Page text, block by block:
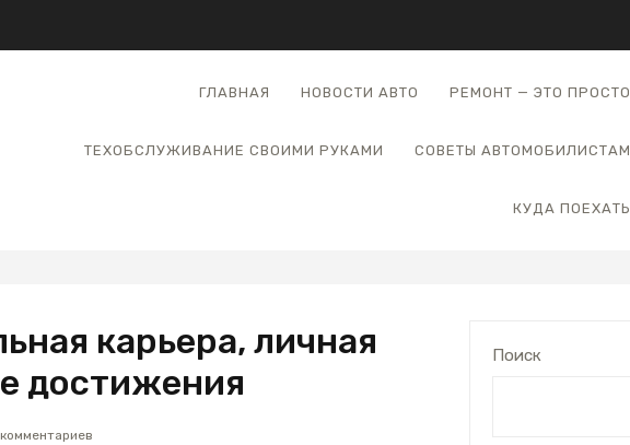
ГЛАВНАЯ НОВОСТИ АВТО РЕМОНТ — ЭТО ПРОСТО
ТЕХОБСЛУЖИВАНИЕ СВОИМИ РУКАМИ СОВЕТЫ АВТОМОБИЛИСТАМ
КУДА ПОЕХАТЬ
карьера, личная
достижения
Поиск